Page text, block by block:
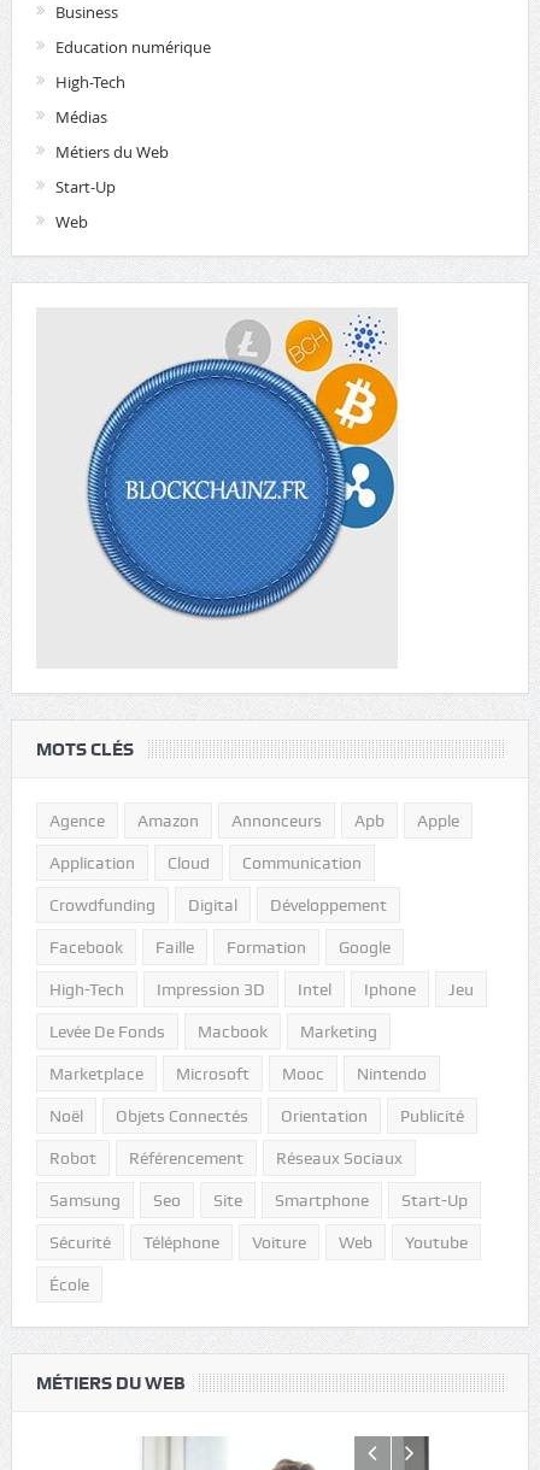
Business
Education numérique
High-Tech
Médias
Métiers du Web
Start-Up
Web
MOTS CLÉS
Agence Amazon Annonceurs Apb Apple
Application Cloud Communication
Crowdfunding Digital Développement
Facebook Faille Formation Google
High-Tech Impression 3D Intel Iphone Jeu
Levée De Fonds Macbook Marketing
Marketplace Microsoft Mooc Nintendo
Noël Objets Connectés Orientation Publicité
Robot Référencement Réseaux Sociaux
Samsung Seo Site Smartphone Start-Up
Sécurité Téléphone Voiture Web Youtube
École
MÉTIERS DU WEB